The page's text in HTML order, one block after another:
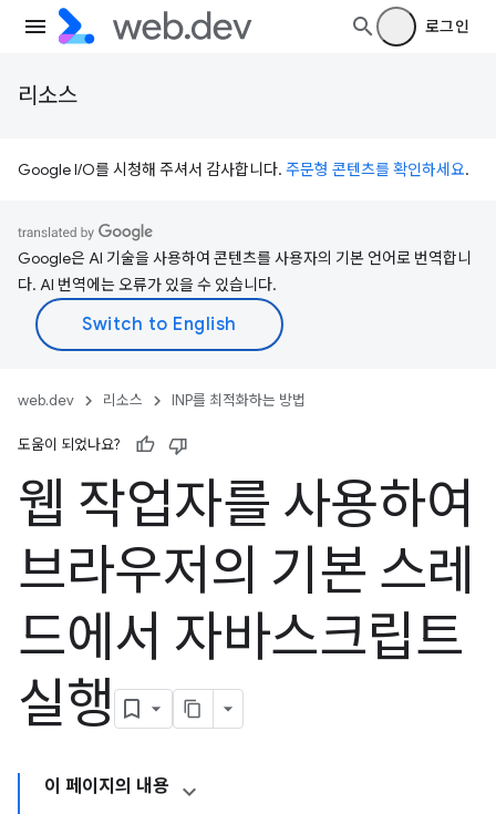
로그인
리소스
Google I/O를 시청해 주셔서 감사합니다. 주문형 콘텐츠를 확인하세요.
Google은 AI 기술을 사용하여 콘텐츠를 사용자의 기본 언어로 번역합니
다. AI 번역에는 오류가 있을 수 있습니다.
web.dev 리소스 INP를 최적화하는 방법
도움이 되었나요?
웹 작업자를 사용하여
브라우저의 기본 스레
드에서 자바스크립트
실행
이 페이지의 내용